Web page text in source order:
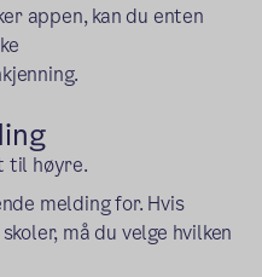
appen, kan du enten
til høyre.
melding for. Hvis
må du velge hvilken